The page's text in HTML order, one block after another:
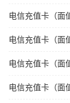
电信充值卡（面
电信充值卡（面
电信充值卡（面
电信充值卡（面